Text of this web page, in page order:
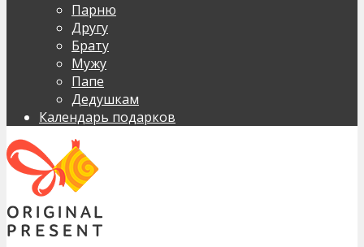
Парню
Другу
Брату
Мужу
Папе
Дедушкам
Календарь подарков